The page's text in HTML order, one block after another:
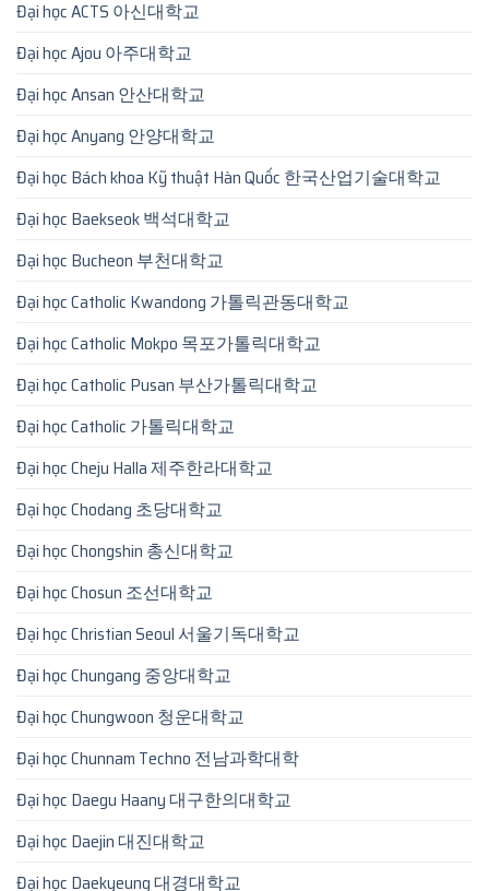
Đại học ACTS 아신대학교
Đại học Ajou 아주대학교
Đại học Ansan 안산대학교
Đại học Anyang 안양대학교
Đại học Bách khoa Kỹ thuật Hàn Quốc 한국산업기술대학교
Đại học Baekseok 백석대학교
Đại học Bucheon 부천대학교
Đại học Catholic Kwandong 가톨릭관동대학교
Đại học Catholic Mokpo 목포가톨릭대학교
Đại học Catholic Pusan 부산가톨릭대학교
Đại học Catholic 가톨릭대학교
Đại học Cheju Halla 제주한라대학교
Đại học Chodang 초당대학교
Đại học Chongshin 총신대학교
Đại học Chosun 조선대학교
Đại học Christian Seoul 서울기독대학교
Đại học Chungang 중앙대학교
Đại học Chungwoon 청운대학교
Đại học Chunnam Techno 전남과학대학
Đại học Daegu Haany 대구한의대학교
Đại học Daejin 대진대학교
Đại học Daekyeung 대경대학교